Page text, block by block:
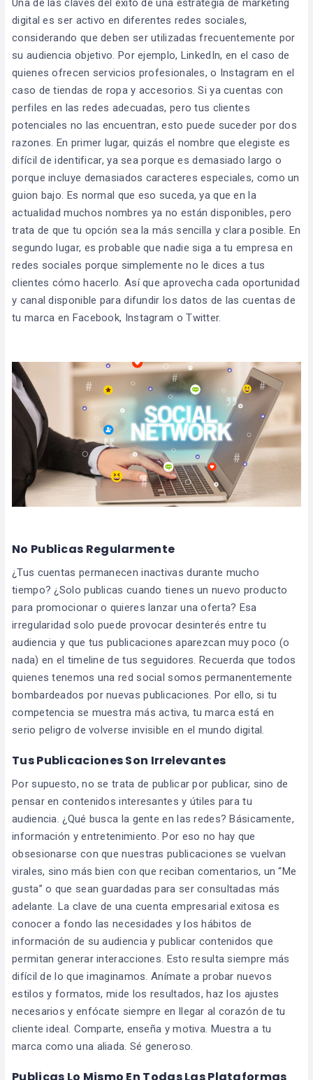
digital es ser activo en diferentes redes sociales,
considerando que deben ser utilizadas frecuentemente por
su audiencia objetivo. Por ejemplo, LinkedIn, en el caso de
quienes ofrecen servicios profesionales, o Instagram en el
caso de tiendas de ropa y accesorios. Si ya cuentas con
perfiles en las redes adecuadas, pero tus clientes
potenciales no las encuentran, esto puede suceder por dos
razones. En primer lugar, quizás el nombre que elegiste es
difícil de identificar, ya sea porque es demasiado largo o
porque incluye demasiados caracteres especiales, como un
guion bajo. Es normal que eso suceda, ya que en la
actualidad muchos nombres ya no están disponibles, pero
trata de que tu opción sea la más sencilla y clara posible. En
segundo lugar, es probable que nadie siga a tu empresa en
redes sociales porque simplemente no le dices a tus
clientes cómo hacerlo. Así que aprovecha cada oportunidad
y canal disponible para difundir los datos de las cuentas de
tu marca en Facebook, Instagram o Twitter.
No Publicas Regularmente
¿Tus cuentas permanecen inactivas durante mucho
tiempo? ¿Solo publicas cuando tienes un nuevo producto
para promocionar o quieres lanzar una oferta? Esa
irregularidad solo puede provocar desinterés entre tu
audiencia y que tus publicaciones aparezcan muy poco (o
nada) en el timeline de tus seguidores. Recuerda que todos
quienes tenemos una red social somos permanentemente
bombardeados por nuevas publicaciones. Por ello, si tu
competencia se muestra más activa, tu marca está en
serio peligro de volverse invisible en el mundo digital.
Tus Publicaciones Son Irrelevantes
Por supuesto, no se trata de publicar por publicar, sino de
pensar en contenidos interesantes y útiles para tu
audiencia. ¿Qué busca la gente en las redes? Básicamente,
información y entretenimiento. Por eso no hay que
obsesionarse con que nuestras publicaciones se vuelvan
virales, sino más bien con que reciban comentarios, un “Me
gusta” o que sean guardadas para ser consultadas más
adelante. La clave de una cuenta empresarial exitosa es
conocer a fondo las necesidades y los hábitos de
información de su audiencia y publicar contenidos que
permitan generar interacciones. Esto resulta siempre más
difícil de lo que imaginamos. Anímate a probar nuevos
estilos y formatos, mide los resultados, haz los ajustes
necesarios y enfócate siempre en llegar al corazón de tu
cliente ideal. Comparte, enseña y motiva. Muestra a tu
marca como una aliada. Sé generoso.
Publicas Lo Mismo En Todas Las Plataformas